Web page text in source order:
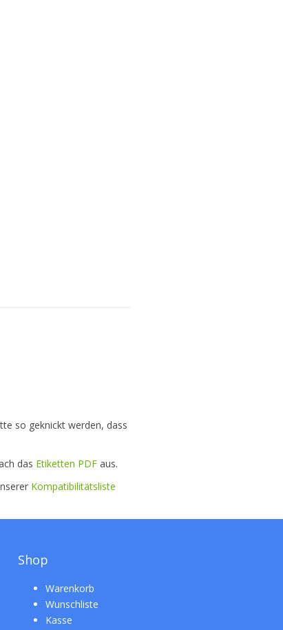
so geknickt werden, dass
das Etiketten PDF aus.
Kompatibilitätsliste
Shop
Warenkorb
Wunschliste
Kasse